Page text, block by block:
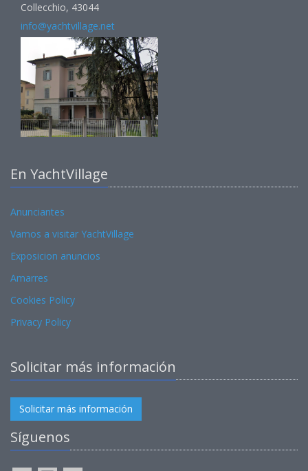
Collecchio, 43044
info@yachtvillage.net
En YachtVillage
Anunciantes
Vamos a visitar YachtVillage
Exposicion anuncios
Amarres
Cookies Policy
Privacy Policy
Solicitar más información
Solicitar más información
Síguenos